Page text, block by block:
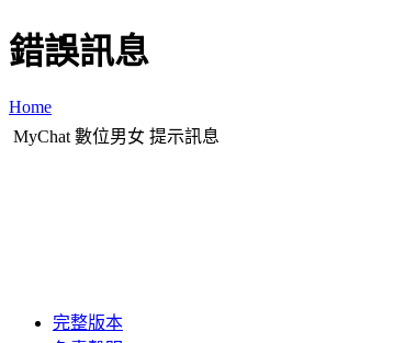
錯誤訊息
Home
MyChat 數位男女 提示訊息
完整版本